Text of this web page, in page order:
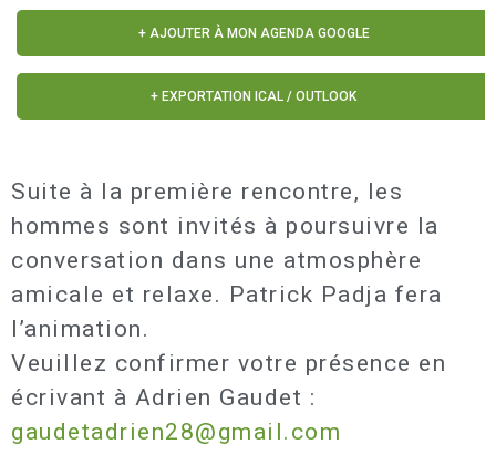
+ AJOUTER À MON AGENDA GOOGLE
+ EXPORTATION ICAL / OUTLOOK
Suite à la première rencontre, les
hommes sont invités à poursuivre la
conversation dans une atmosphère
amicale et relaxe. Patrick Padja fera
l’animation.
Veuillez confirmer votre présence en
écrivant à Adrien Gaudet :
gaudetadrien28@gmail.com